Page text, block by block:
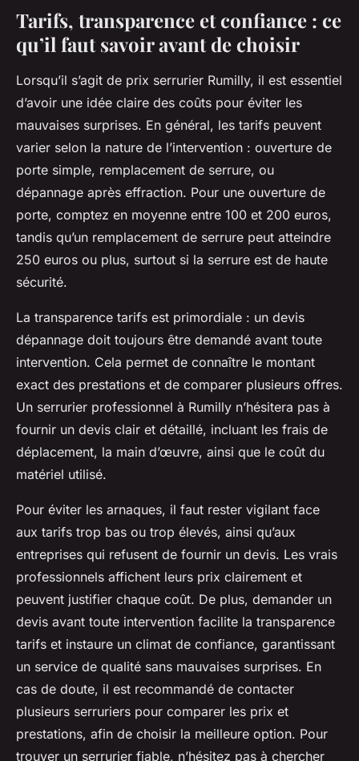
Tarifs, transparence et confiance : ce
qu’il faut savoir avant de choisir
Lorsqu’il s’agit de prix serrurier Rumilly, il est essentiel
d’avoir une idée claire des coûts pour éviter les
mauvaises surprises. En général, les tarifs peuvent
varier selon la nature de l’intervention : ouverture de
porte simple, remplacement de serrure, ou
dépannage après effraction. Pour une ouverture de
porte, comptez en moyenne entre 100 et 200 euros,
tandis qu’un remplacement de serrure peut atteindre
250 euros ou plus, surtout si la serrure est de haute
sécurité.
La transparence tarifs est primordiale : un devis
dépannage doit toujours être demandé avant toute
intervention. Cela permet de connaître le montant
exact des prestations et de comparer plusieurs offres.
Un serrurier professionnel à Rumilly n’hésitera pas à
fournir un devis clair et détaillé, incluant les frais de
déplacement, la main d’œuvre, ainsi que le coût du
matériel utilisé.
Pour éviter les arnaques, il faut rester vigilant face
aux tarifs trop bas ou trop élevés, ainsi qu’aux
entreprises qui refusent de fournir un devis. Les vrais
professionnels affichent leurs prix clairement et
peuvent justifier chaque coût. De plus, demander un
devis avant toute intervention facilite la transparence
tarifs et instaure un climat de confiance, garantissant
un service de qualité sans mauvaises surprises. En
cas de doute, il est recommandé de contacter
plusieurs serruriers pour comparer les prix et
prestations, afin de choisir la meilleure option. Pour
trouver un serrurier fiable, n’hésitez pas à chercher